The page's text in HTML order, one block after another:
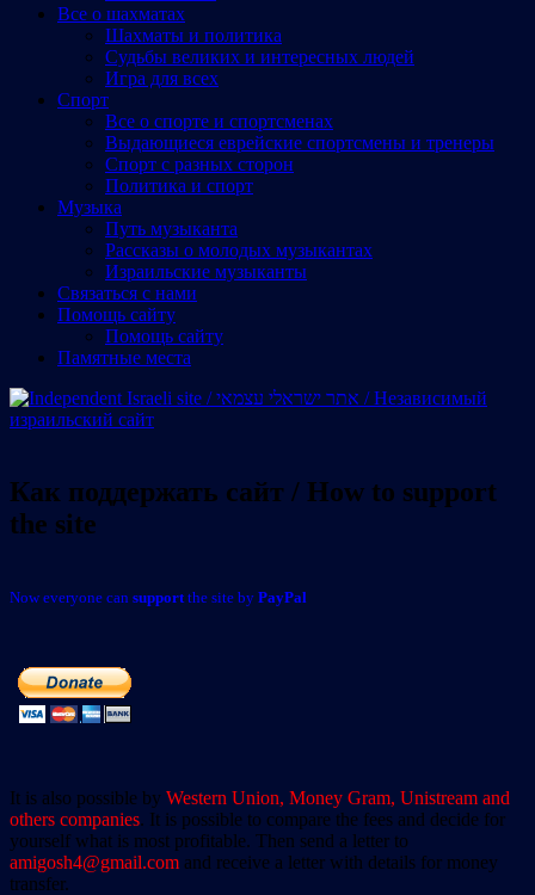
Все о шахматах
Шахматы и политика
Судьбы великих и интересных людей
Игра для всех
Спорт
Все о спорте и спортсменах
Выдающиеся еврейские спортсмены и тренеры
Спорт с разных сторон
Политика и спорт
Музыка
Путь музыканта
Рассказы о молодых музыкантах
Израильские музыканты
Cвязаться с нами
Помощь сайту
Помощь сайту
Памятные места
Как поддержать сайт / How to support
the site
Now everyone can support the site by PayPal
It is also possible by Western Union, Money Gram, Unistream and
others companies. It is possible to compare the fees and decide for
yourself what is most profitable. Then send a letter to
amigosh4@gmail.com and receive a letter with details for money
transfer.